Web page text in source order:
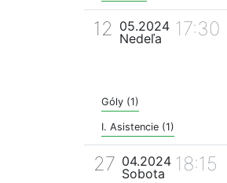
12 05.2024
Nedeľa
17:30
Góly (1)
I. Asistencie (1)
27 04.2024
Sobota
18:15